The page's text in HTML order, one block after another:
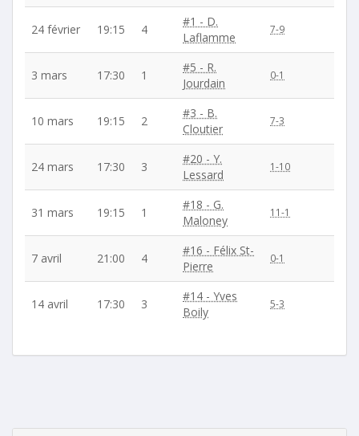
24 février 19:15 4
#1 - D.
Laflamme
7-9
3 mars 17:30 1
#5 - R.
Jourdain
0-1
10 mars 19:15 2
#3 - B.
Cloutier
7-3
24 mars 17:30 3
#20 - Y.
Lessard
1-10
31 mars 19:15 1
#18 - G.
Maloney
11-1
7 avril 21:00 4
#16 - Félix St-
Pierre
0-1
14 avril 17:30 3
#14 - Yves
Boily
5-3